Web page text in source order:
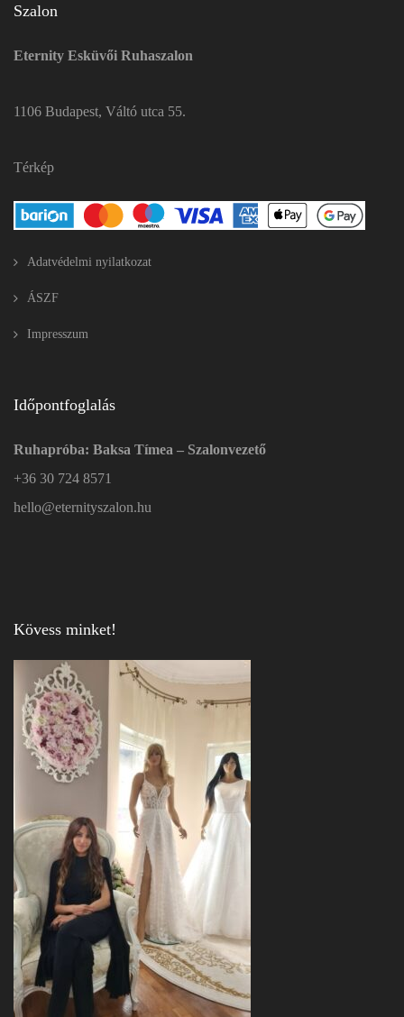
Szalon
Eternity Esküvői Ruhaszalon
1106 Budapest, Váltó utca 55.
Térkép
Adatvédelmi nyilatkozat
ÁSZF
Impresszum
Időpontfoglalás
Ruhapróba: Baksa Tímea – Szalonvezető
+36 30 724 8571
hello@eternityszalon.hu
Kövess minket!